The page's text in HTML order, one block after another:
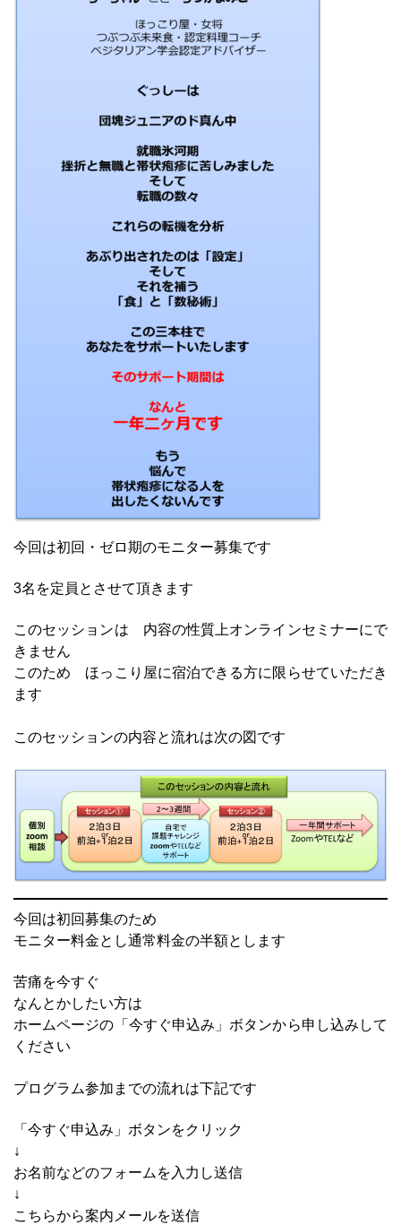
今回は初回・ゼロ期のモニター募集です
3名を定員とさせて頂きます
このセッションは 内容の性質上オンラインセミナーにで
きません
このため ほっこり屋に宿泊できる方に限らせていただき
ます
このセッションの内容と流れは次の図です
今回は初回募集のため
モニター料金とし通常料金の半額とします
苦痛を今すぐ
なんとかしたい方は
ホームページの「今すぐ申込み」ボタンから申し込みして
ください
プログラム参加までの流れは下記です
「今すぐ申込み」ボタンをクリック
↓
お名前などのフォームを入力し送信
↓
こちらから案内メールを送信